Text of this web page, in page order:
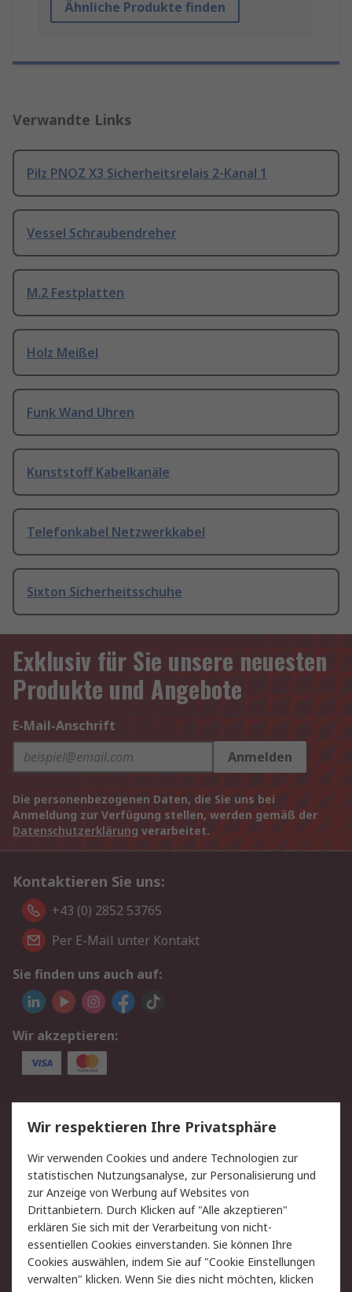
Ähnliche Produkte finden
Verwandte Links
Pilz PNOZ X3 Sicherheitsrelais 2-Kanal 1
Vessel Schraubendreher
M.2 Festplatten
Holz Meißel
Funk Wand Uhren
Kunststoff Kabelkanäle
Telefonkabel Netzwerkkabel
Sixton Sicherheitsschuhe
Exklusiv für Sie unsere neuesten
Produkte und Angebote
E-Mail-Anschrift
Anmelden
Die personenbezogenen Daten, die Sie uns bei
Anmeldung zur Verfügung stellen, werden gemäß der
Datenschutzerklärung verarbeitet.
Kontaktieren Sie uns:
+43 (0) 2852 53765
Per E-Mail unter Kontakt
Sie finden uns auch auf:
Wir akzeptieren:
Service
Value Added Services
Lieferlösungen
Rücksendung/Entsorgung Kontakt
Hilfe
Rechtliches
RS Verkaufs- und
Lieferbedingungen
Datenschutz
Wir respektieren Ihre Privatsphäre
Wir verwenden Cookies und andere Technologien zur
statistischen Nutzungsanalyse, zur Personalisierung und
zur Anzeige von Werbung auf Websites von
Drittanbietern. Durch Klicken auf "Alle akzeptieren"
erklären Sie sich mit der Verarbeitung von nicht-
essentiellen Cookies einverstanden. Sie können Ihre
Cookies auswählen, indem Sie auf "Cookie Einstellungen
verwalten" klicken. Wenn Sie dies nicht möchten, klicken